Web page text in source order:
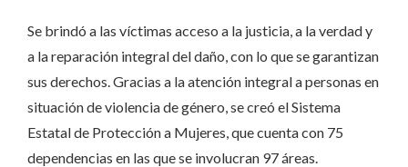
Se brindó a las víctimas acceso a la justicia, a la verdad y
a la reparación integral del daño, con lo que se garantizan
sus derechos. Gracias a la atención integral a personas en
situación de violencia de género, se creó el Sistema
Estatal de Protección a Mujeres, que cuenta con 75
dependencias en las que se involucran 97 áreas.